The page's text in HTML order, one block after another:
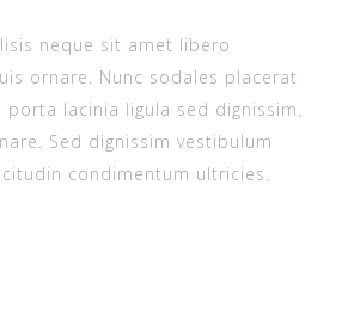
neque sit amet libero
ornare. Nunc sodales placerat
lacinia ligula sed dignissim.
Sed dignissim vestibulum
condimentum ultricies.